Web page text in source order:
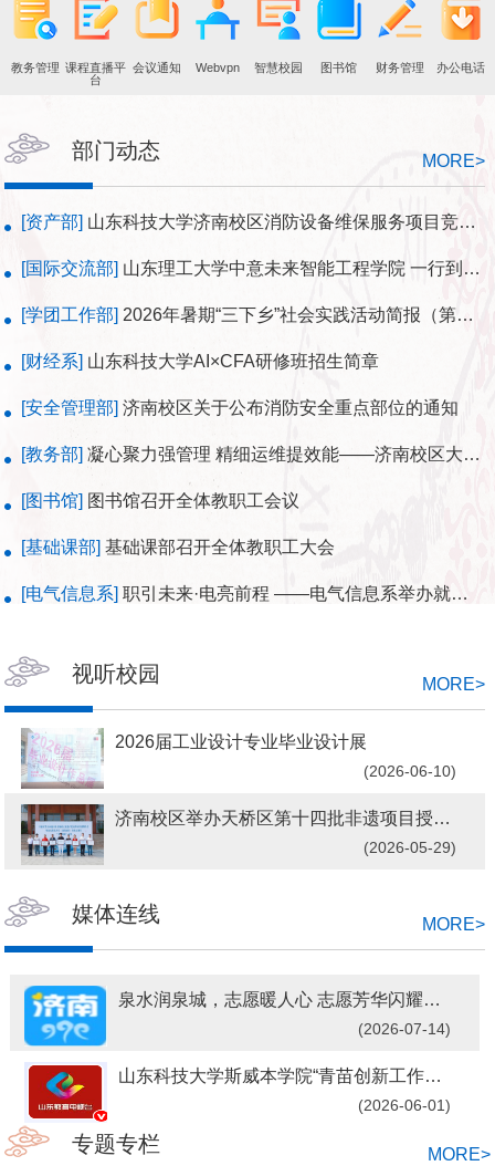
教务管理 课程直播平
台
会议通知 Webvpn 智慧校园 图书馆 财务管理 办公电话
部门动态 MORE>
[资产部] 山东科技大学济南校区消防设备维保服务项目竞争性谈判公告
[国际交流部] 山东理工大学中意未来智能工程学院 一行到济南校区调研交流
[学团工作部] 2026年暑期“三下乡”社会实践活动简报（第二期）
[财经系] 山东科技大学AI×CFA研修班招生简章
[安全管理部] 济南校区关于公布消防安全重点部位的通知
[教务部] 凝心聚力强管理 精细运维提效能——济南校区大型仪器设备绩效考核获评合格
[图书馆] 图书馆召开全体教职工会议
[基础课部] 基础课部召开全体教职工大会
[电气信息系] 职引未来·电亮前程 ——电气信息系举办就业指导专题讲座
[科研部] 校区召开科研工作会议
[财务部] 校区召开2026年财务预算工作会议
[斯威本学院] 斯威本学院党委“红帆引航·铸魂成长”讲党课暨谈心谈话系列活动第二讲顺利举行
[党政办公室] 济南校区关于做好2025年计划外用工年度考核工作的通知
视听校园 MORE>
2026届工业设计专业毕业设计展
(2026-06-10)
济南校区举办天桥区第十四批非遗项目授牌仪式暨“非...
(2026-05-29)
媒体连线 MORE>
泉水润泉城，志愿暖人心 志愿芳华闪耀泉水节
(2026-07-14)
山东科技大学斯威本学院“青苗创新工作室”揭牌仪式举行
(2026-06-01)
专题专栏 MORE>